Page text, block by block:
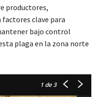
productores,
clave para
bajo control
plaga en la zona norte
1 de 3